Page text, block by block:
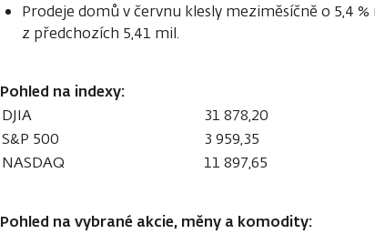
Prodeje domů v červnu klesly meziměsíčně o 5,4
z předchozích 5,41 mil.
Pohled na indexy:
DJIA 31 878,20
S&P 500
3 959,35
NASDAQ
11 897,65
Pohled na vybrané akcie, měny a komodity: